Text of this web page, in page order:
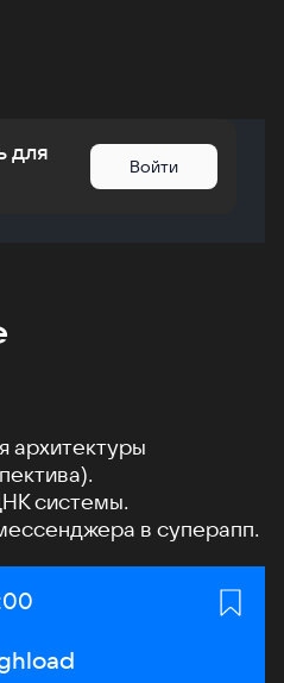
для
Войти
архитектуры
системы.
в суперапп.